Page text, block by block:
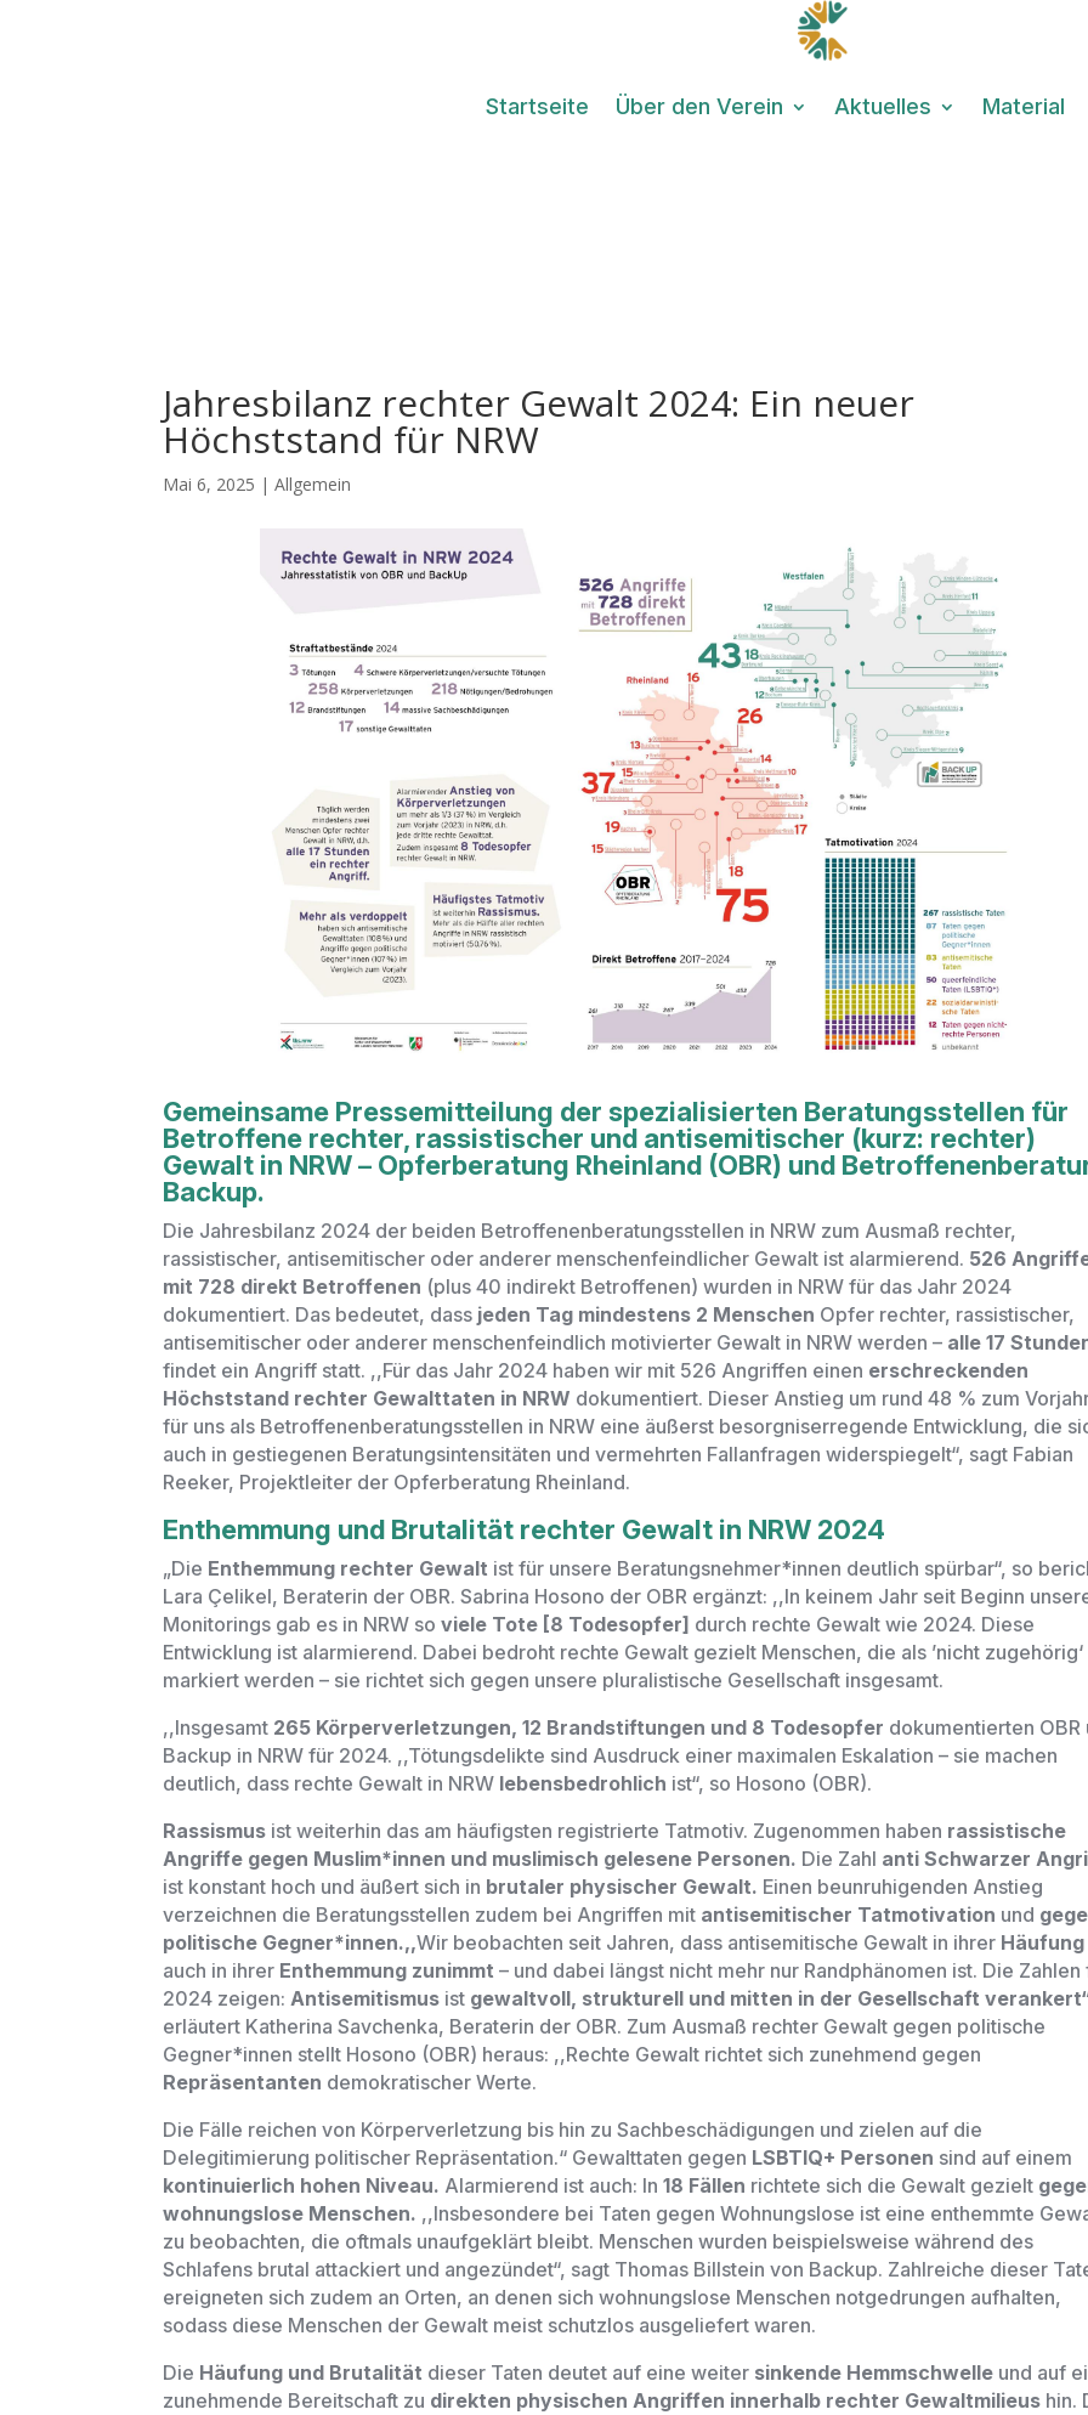
Startseite Über den Verein Aktuelles Material
Jahresbilanz rechter Gewalt 2024: Ein neuer
Höchststand für NRW
Mai 6, 2025 |Allgemein
Gemeinsame Pressemitteilung der spezialisierten Beratungsstellen für
Betroffene rechter, rassistischer und antisemitischer (kurz: rechter)
Gewalt in NRW– Opferberatung Rheinland (OBR) und
Backup.
Die Jahresbilanz 2024 der beiden Betroffenenberatungsstellen in NRW zum Ausmaß rechter,
rassistischer, antisemitischer oder anderer menschenfeindlicher Gewalt ist alarmierend. 526
mit 728 direkt Betroffenen (plus 40 indirekt Betroffenen) wurden in NRW für das Jahr 2024
dokumentiert. Das bedeutet, dass jeden Tag mindestens 2 Menschen Opfer rechter, rassistischer,
antisemitischer oder anderer menschenfeindlich motivierter Gewalt in NRW werden – alle 17
findet ein Angriff statt. ,,Für das Jahr 2024 haben wir mit 526 Angriffen einen erschreckenden
Höchststand rechter Gewalttaten in NRW dokumentiert. Dieser Anstieg um rund 48 % zum
für uns als Betroffenenberatungsstellen in NRW eine äußerst besorgniserregende Entwicklung, die
auch in gestiegenen Beratungsintensitäten und vermehrten Fallanfragen widerspiegelt“, sagt Fabian
Reeker, Projektleiter der Opferberatung Rheinland.
Enthemmung und Brutalität rechter Gewalt in NRW 2024
„Die Enthemmung rechter Gewalt ist für unsere Beratungsnehmer*innen deutlich spürbar“, so
Lara Çelikel, Beraterin der OBR. Sabrina Hosono der OBR ergänzt: ,,In keinem Jahr seit Beginn
Monitorings gab es in NRW soviele Tote [8 Todesopfer] durch rechte Gewalt wie 2024. Diese
Entwicklung ist alarmierend. Dabei bedroht rechte Gewalt gezielt Menschen, die als ’nicht zugehörig‘
markiert werden– sie richtet sich gegen unsere pluralistische Gesellschaft insgesamt.
,,Insgesamt 265 Körperverletzungen, 12 Brandstiftungen und 8 Todesopfer dokumentierten OBR
Backup in NRW für 2024. ,,Tötungsdelikte sind Ausdruck einer maximalen Eskalation – sie machen
deutlich, dass rechte Gewalt in NRW lebensbedrohlich ist“, so Hosono (OBR).
Rassismus ist weiterhin das am häufigsten registrierte Tatmotiv. Zugenommen haben rassistische
Angriffe gegen Muslim*innen und muslimisch gelesene Personen. Die Zahl anti­ Schwarzer
ist konstant hoch und äußert sich in brutaler physischer Gewalt. Einen beunruhigenden Anstieg
verzeichnen die Beratungsstellen zudem bei Angriffen mit antisemitischer Tatmotivation und
politische Gegner*innen.,,Wir beobachten seit Jahren, dass antisemitische Gewalt in ihrer
auch in ihrer Enthemmung zunimmt– und dabei längst nicht mehr nur Randphänomen ist. Die Zahlen
2024 zeigen:Antisemitismus ist gewaltvoll, strukturell und mitten in der Gesellschaft
erläutert Katherina Savchenka, Beraterin der OBR. Zum Ausmaß rechter Gewalt gegen politische
Gegner*innen stellt Hosono (OBR) heraus: ,,Rechte Gewalt richtet sich zunehmend gegen
Repräsentanten demokratischer Werte.
Die Fälle reichen von Körperverletzung bis hin zu Sachbeschädigungen und zielen auf die
Delegitimierung politischer Repräsentation.“ Gewalttaten gegen LSBTIQ+ Personen sind auf einem
kontinuierlich hohen Niveau. Alarmierend ist auch: In18 Fällen richtete sich die Gewalt gezielt
wohnungslose Menschen. ,,Insbesondere bei Taten gegen Wohnungslose ist eine enthemmte
zu beobachten, die oftmals unaufgeklärt bleibt. Menschen wurden beispielsweise während des
Schlafens brutal attackiert und angezündet“, sagt Thomas Billstein von Backup. Zahlreiche dieser
ereigneten sich zudem an Orten, an denen sich wohnungslose Menschen notgedrungen aufhalten,
sodass diese Menschen der Gewalt meist schutzlos ausgeliefert waren.
Die Häufung und Brutalität dieser Taten deutet auf eine weiter sinkende Hemmschwelle und auf
zunehmende Bereitschaft zu direkten physischen Angriffen innerhalb rechter Gewaltmilieus hin.